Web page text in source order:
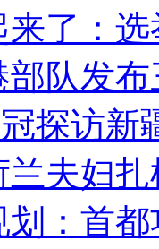
了：
队发
探访新
兰夫妇
：首